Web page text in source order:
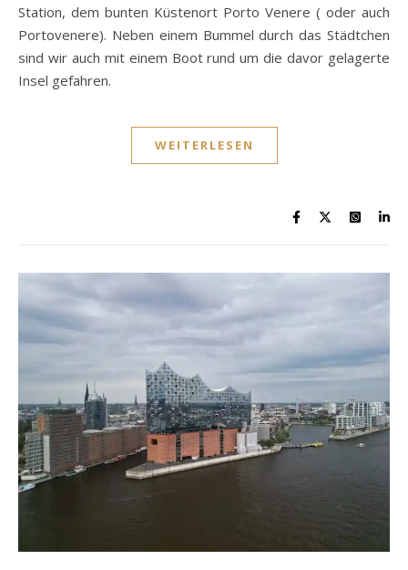
Station, dem bunten Küstenort Porto Venere ( oder auch
Portovenere). Neben einem Bummel durch das Städtchen
sind wir auch mit einem Boot rund um die davor gelagerte
Insel gefahren.
WEITERLESEN